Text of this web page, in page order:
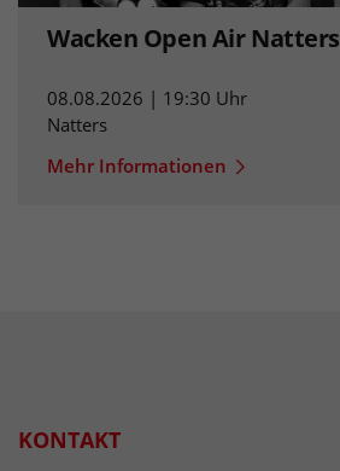
Wacken Open Air Natters
08.08.2026 | 19:30 Uhr
Natters
Mehr Informationen
KONTAKT